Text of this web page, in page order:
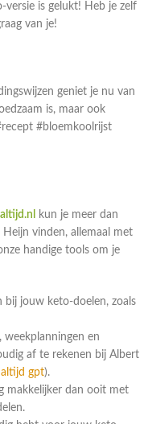
versie is gelukt! Heb je zelf
van je!
geniet je nu van
is, maar ook
#bloemkoolrijst
kun je meer dan
vinden, allemaal met
handige tools om je
bij jouw keto-doelen, zoals
en
af te rekenen bij Albert
gpt).
makkelijker dan ooit met